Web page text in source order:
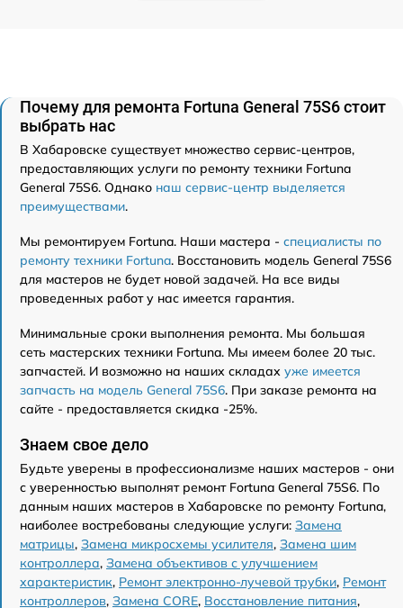
Почему для ремонта Fortuna General 75S6 стоит
выбрать нас
В Хабаровске существует множество сервис-центров,
предоставляющих услуги по ремонту техники Fortuna
General 75S6. Однако наш сервис-центр выделяется
преимуществами.
Мы ремонтируем Fortuna. Наши мастера - специалисты по
ремонту техники Fortuna. Восстановить модель General 75S6
для мастеров не будет новой задачей. На все виды
проведенных работ у нас имеется гарантия.
Минимальные сроки выполнения ремонта. Мы большая
сеть мастерских техники Fortuna. Мы имеем более 20 тыс.
запчастей. И возможно на наших складах уже имеется
запчасть на модель General 75S6. При заказе ремонта на
сайте - предоставляется скидка -25%.
Знаем свое дело
Будьте уверены в профессионализме наших мастеров - они
с уверенностью выполнят ремонт Fortuna General 75S6. По
данным наших мастеров в Хабаровске по ремонту Fortuna,
наиболее востребованы следующие услуги: Замена
матрицы, Замена микросхемы усилителя, Замена шим
контроллера, Замена объективов с улучшением
характеристик, Ремонт электронно-лучевой трубки, Ремонт
контроллеров, Замена CORE, Восстановление питания,